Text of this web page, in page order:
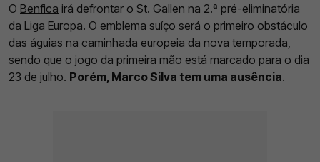
O Benfica irá defrontar o St. Gallen na 2.ª pré-eliminatória
da Liga Europa. O emblema suíço será o primeiro obstáculo
das águias na caminhada europeia da nova temporada,
sendo que o jogo da primeira mão está marcado para o dia
23 de julho. Porém, Marco Silva tem uma ausência.